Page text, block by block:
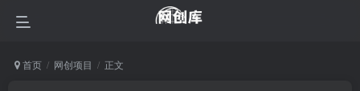
首页 网创项目 正文